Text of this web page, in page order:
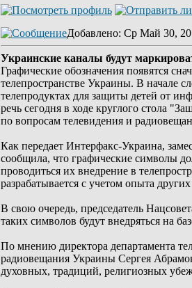
Добавлено: Ср Май 30,
Украинские каналы будут
Графические обозначения появятся
телепространстве Украины. В начале
телепродуктах для защиты детей от
речь сегодня в ходе круглого стола
по вопросам телевидения и
Как передает Интерфакс-Украина,
сообщила, что графические символы
проводиться их внедрение в
разрабатывается с учетом опыта
В свою очередь, председатель
таких символов будут внедряться на
По мнению директора департамента
радиовещания Украины Сергея
духовных, традиций, религиозных